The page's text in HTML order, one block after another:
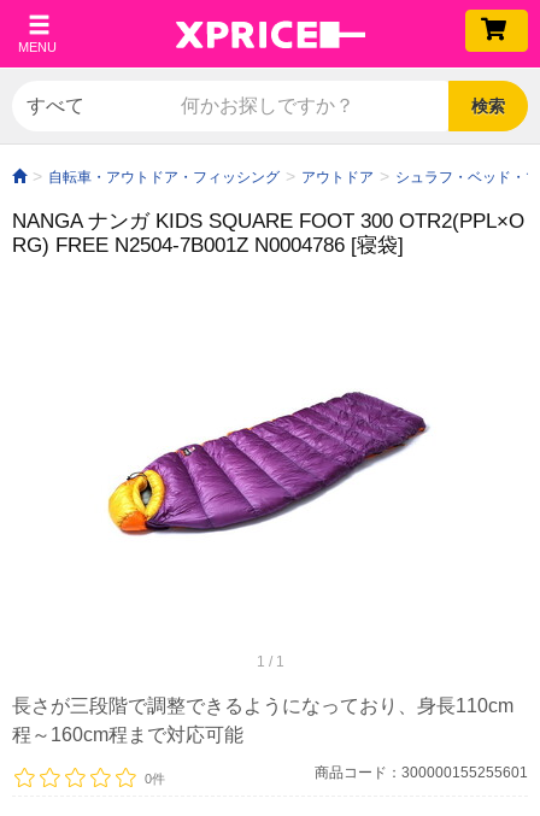
MENU
検索
自転車・アウトドア・フィッシング アウトドア シュラフ・ベッド・
NANGA ナンガ KIDS SQUARE FOOT 300 OTR2(PPL×O
RG) FREE N2504-7B001Z N0004786 [寝袋]
1 / 1
長さが三段階で調整できるようになっており、身長110cm
程～160cm程まで対応可能
0件 商品コード：300000155255601